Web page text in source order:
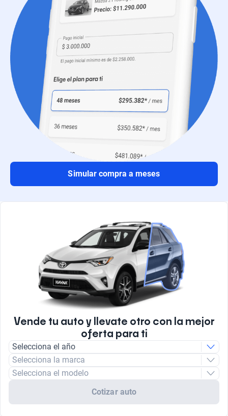
Simular compra a meses
Vende tu auto y llevate otro con la mejor
oferta para ti
Selecciona el año
Selecciona la marca
Selecciona el modelo
Cotizar auto